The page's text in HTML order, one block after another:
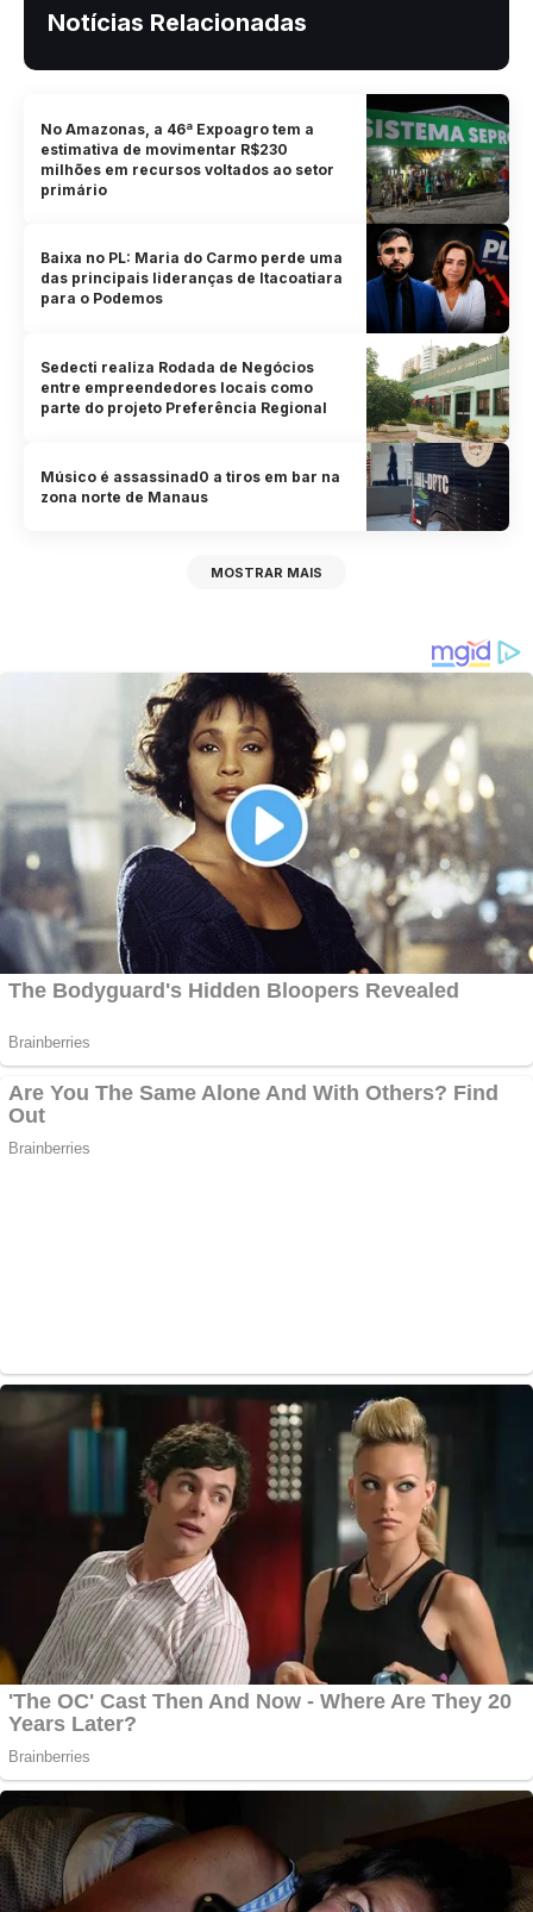
Notícias Relacionadas
No Amazonas, a 46ª Expoagro tem a
estimativa de movimentar R$230
milhões em recursos voltados ao setor
primário
Baixa no PL: Maria do Carmo perde uma
das principais lideranças de Itacoatiara
para o Podemos
Sedecti realiza Rodada de Negócios
entre empreendedores locais como
parte do projeto Preferência Regional
Músico é assassinad0 a tiros em bar na
zona norte de Manaus
MOSTRAR MAIS